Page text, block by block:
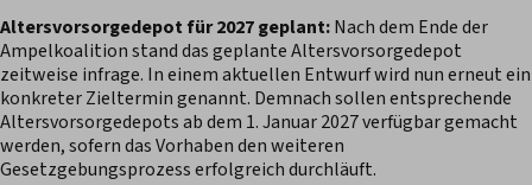
Altersvorsorgedepot für 2027 geplant:Nach dem Ende der
Ampelkoalition stand das geplante Altersvorsorgedepot
zeitweise infrage. In einem aktuellen Entwurf wird nun erneut ein
konkreter Zieltermin genannt. Demnach sollen entsprechende
Altersvorsorgedepots ab dem 1. Januar 2027 verfügbar gemacht
werden, sofern das Vorhaben den weiteren
Gesetzgebungsprozess erfolgreich durchläuft.